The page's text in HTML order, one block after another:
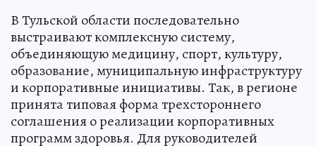
В Тульской области последовательно
выстраивают комплексную систему,
объединяющую медицину, спорт, культуру,
образование, муниципальную инфраструктуру
и корпоративные инициативы. Так, в регионе
принята типовая форма трехстороннего
соглашения о реализации корпоративных
программ здоровья. Для руководителей